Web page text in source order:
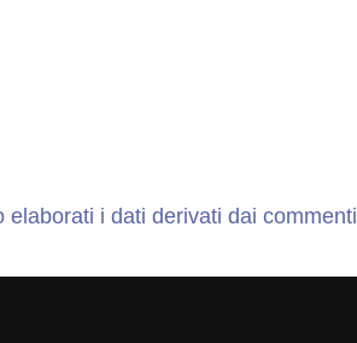
elaborati i dati derivati dai commenti